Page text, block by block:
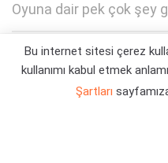
Oyuna dair pek çok şey
Yazar: Orçun Çavuşoğlu
Bu internet sitesi çerez
kullanımı kabul etmek
Şartları